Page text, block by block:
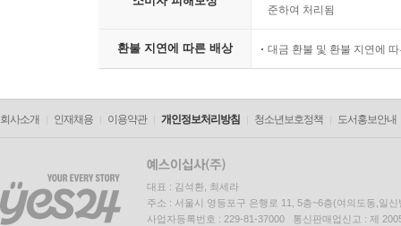
준하여 처리됨
환불 지연에 따른 배상 대금 환불 및 환불 지연에
회사소개 인재채용 이용약관 개인정보처리방침 청소년보호정책 도서홍보안내
대표 : 김석환, 최세라
주소 : 서울시 영등포구 은행로 11, 5층~6층(여의도동,일신
사업자등록번호 : 229-81-37000 통신판매업신고 : 제